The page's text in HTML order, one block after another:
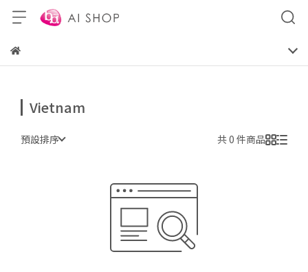
Vietnam
預設排序 共 0 件商品